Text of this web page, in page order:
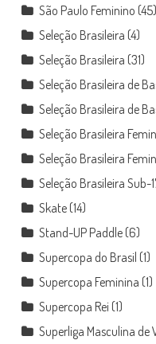
São Paulo Feminino (45)
Seleção Brasileira (4)
Seleção Brasileira (31)
Seleção Brasileira de
Seleção Brasileira de
Seleção Brasileira
Seleção Brasileira
Seleção Brasileira Sub-
Skate(14)
Stand-UP Paddle(6)
Supercopa do Brasil (1)
Supercopa Feminina (1)
Supercopa Rei (1)
Superliga Masculina de